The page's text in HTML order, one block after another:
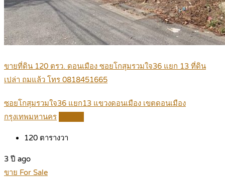
ขายที่ดิน 120 ตรว. ดอนเมือง ซอยโกสุมรวมใจ36 แยก 13 ที่ดิน
เปล่า ถมแล้ว โทร 0818451665
ซอยโกสุมรวมใจ36 แยก13 แขวงดอนเมือง เขตดอนเมือง
กรุงเทพมหานคร
120 ตารางวา
3 ปี ago
ขาย For Sale